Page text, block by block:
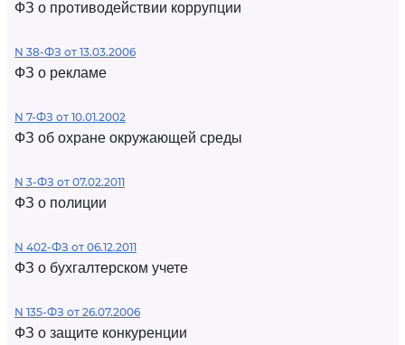
ФЗ о противодействии коррупции
N 38-ФЗ от 13.03.2006
ФЗ о рекламе
N 7-ФЗ от 10.01.2002
ФЗ об охране окружающей среды
N 3-ФЗ от 07.02.2011
ФЗ о полиции
N 402-ФЗ от 06.12.2011
ФЗ о бухгалтерском учете
N 135-ФЗ от 26.07.2006
ФЗ о защите конкуренции